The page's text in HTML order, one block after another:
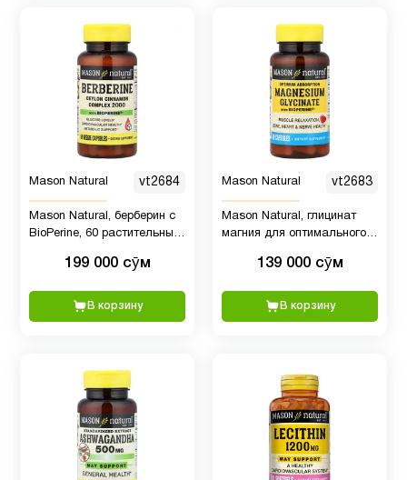
Mason Natural vt2684
Mason Natural, берберин с
BioPerine, 60 растительных
199 000 сӯм
В корзину
Mason Natural vt2683
Mason Natural, глицинат
магния для оптимального
139 000 сӯм
В корзину